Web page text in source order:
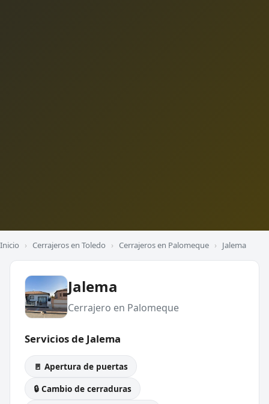
Inicio › Cerrajeros en Toledo › Cerrajeros en Palomeque › Jalema
Jalema
Cerrajero en Palomeque
Servicios de Jalema
🚪 Apertura de puertas
🔒 Cambio de cerraduras